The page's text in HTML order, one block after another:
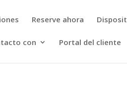
Reserve ahora
con Portal del cliente